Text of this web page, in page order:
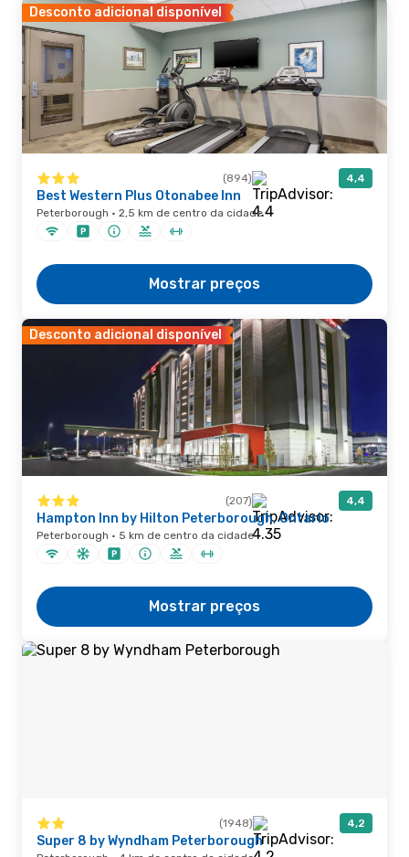
Desconto adicional disponível
(894) 4,4
Best Western Plus Otonabee Inn
Peterborough · 2,5 km de centro da cidade
Mostrar preços
Desconto adicional disponível
(207) 4,4
Hampton Inn by Hilton Peterborough, Ontario
Peterborough · 5 km de centro da cidade
Mostrar preços
(1948) 4,2
Super 8 by Wyndham Peterborough